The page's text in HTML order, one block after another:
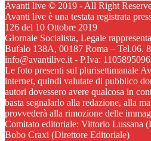
Avanti live © 2019 - All Right
Avanti live è una testata registrata
126 del 10 Ottobre 2019
Giornale Socialista, Legale
Bufalo 138A, 00187 Roma – Tel.06.
info@avantilive.it - P.Iva:
Le foto presenti sul plurisettimanale
internet, quindi valutate di pubblico
autori dovessero avere qualcosa in
basta segnalarlo alla redazione, alla
provvederà alla rimozione delle
Comitato editoriale: Vittorio Lussana
Bobo Craxi (Direttore Editoriale)